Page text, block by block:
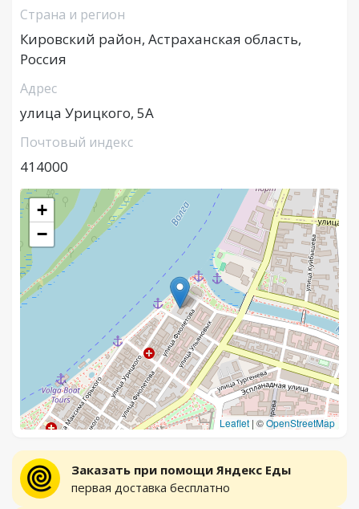
Страна и регион
Кировский район, Астраханская область,
Россия
Адрес
улица Урицкого, 5А
Почтовый индекс
414000
+
−
Leaflet |©OpenStreetMap
Заказать при помощи Яндекс Еды
первая доставка бесплатно